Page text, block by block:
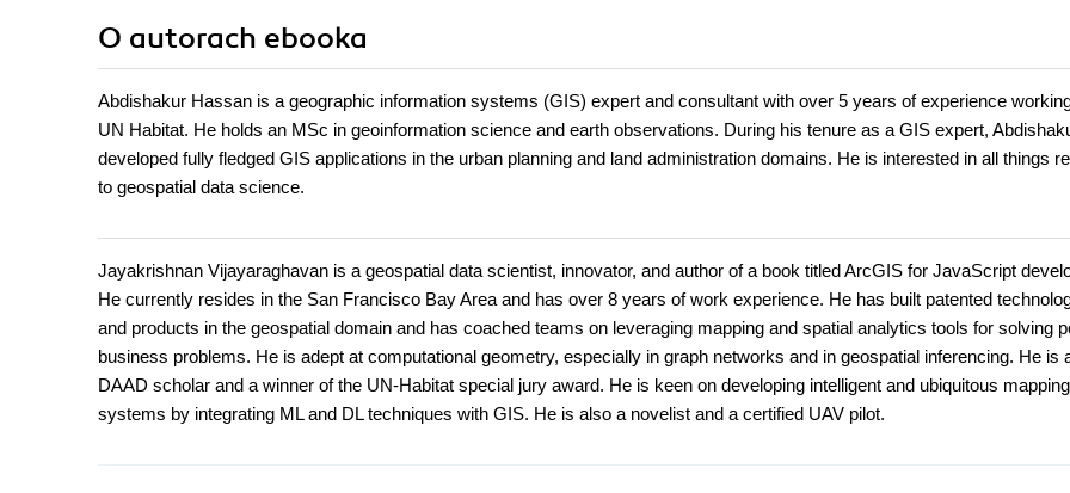
O autorach ebooka
Abdishakur Hassan is a geographic information systems (GIS) expert and consultant with over 5 years of experience
UN Habitat. He holds an MSc in geoinformation science and earth observations. During his tenure as a GIS expert,
developed fully fledged GIS applications in the urban planning and land administration domains. He is interested in all things
to geospatial data science.
Jayakrishnan Vijayaraghavan is a geospatial data scientist, innovator, and author of a book titled ArcGIS for JavaScript
He currently resides in the San Francisco Bay Area and has over 8 years of work experience. He has built patented
and products in the geospatial domain and has coached teams on leveraging mapping and spatial analytics tools for solving
business problems. He is adept at computational geometry, especially in graph networks and in geospatial inferencing. He is
DAAD scholar and a winner of the UN-Habitat special jury award. He is keen on developing intelligent and ubiquitous mapping
systems by integrating ML and DL techniques with GIS. He is also a novelist and a certified UAV pilot.